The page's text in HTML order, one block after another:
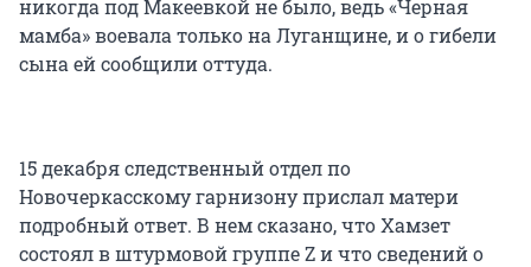
никогда под Макеевкой не было, ведь «Черная
мамба» воевала только на Луганщине, и о гибели
сына ей сообщили оттуда.
15 декабря следственный отдел по
Новочеркасскому гарнизону прислал матери
подробный ответ. В нем сказано, что Хамзет
состоял в штурмовой группе Z и что сведений о